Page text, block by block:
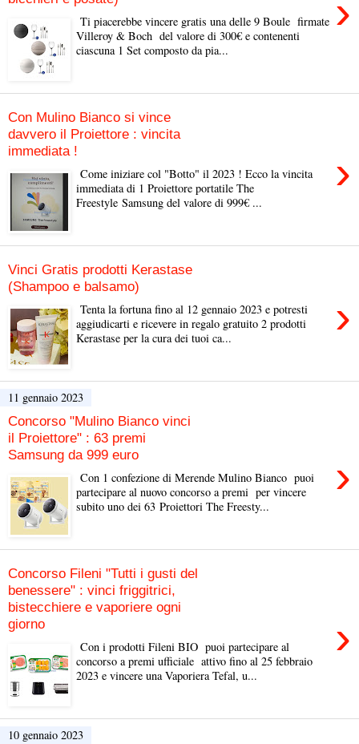
›
Ti piacerebbe vincere gratis una delle 9 Boule firmate
Villeroy & Boch del valore di 300€ e contenenti
ciascuna 1 Set composto da pia...
Con Mulino Bianco si vince
davvero il Proiettore : vincita
immediata !
›
Come iniziare col "Botto" il 2023 ! Ecco la vincita
immediata di 1 Proiettore portatile The
Freestyle Samsung del valore di 999€ ...
Vinci Gratis prodotti Kerastase
(Shampoo e balsamo)
›
Tenta la fortuna fino al 12 gennaio 2023 e potresti
aggiudicarti e ricevere in regalo gratuito 2 prodotti
Kerastase per la cura dei tuoi ca...
11 gennaio 2023
Concorso "Mulino Bianco vinci
il Proiettore" : 63 premi
Samsung da 999 euro
›
Con 1 confezione di Merende Mulino Bianco puoi
partecipare al nuovo concorso a premi per vincere
subito uno dei 63 Proiettori The Freesty...
Concorso Fileni "Tutti i gusti del
benessere" : vinci friggitrici,
bistecchiere e vaporiere ogni
giorno
›
Con i prodotti Fileni BIO puoi partecipare al
concorso a premi ufficiale attivo fino al 25 febbraio
2023 e vincere una Vaporiera Tefal, u...
10 gennaio 2023